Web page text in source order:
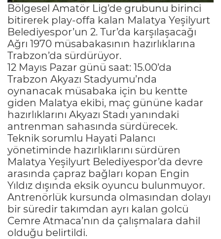
Bölgesel Amatör Lig’de grubunu birinci
bitirerek play-offa kalan Malatya Yeşilyurt
Belediyespor’un 2. Tur’da karşılaşacağı
Ağrı 1970 müsabakasının hazırlıklarına
Trabzon’da sürdürüyor.
12 Mayıs Pazar günü saat: 15.00’da
Trabzon Akyazı Stadyumu’nda
oynanacak müsabaka için bu kentte
giden Malatya ekibi, maç gününe kadar
hazırlıklarını Akyazı Stadı yanındaki
antrenman sahasında sürdürecek.
Teknik sorumlu Hayati Palancı
yönetiminde hazırlıklarını sürdüren
Malatya Yeşilyurt Belediyespor’da devre
arasında çapraz bağları kopan Engin
Yıldız dışında eksik oyuncu bulunmuyor.
Antrenörlük kursunda olmasından dolayı
bir süredir takımdan ayrı kalan golcü
Cemre Atmaca’nın da çalışmalara dahil
olduğu belirtildi.